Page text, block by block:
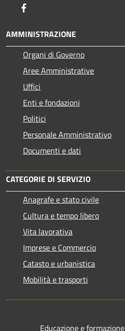
AMMINISTRAZIONE
Organi di Governo
Aree Amministrative
Uffici
Enti e fondazioni
Politici
Personale Amministrativo
Documenti e dati
CATEGORIE DI SERVIZIO
Anagrafe e stato civile
Cultura e tempo libero
Vita lavorativa
Imprese e Commercio
Catasto e urbanistica
Mobilità e trasporti
Educazione e formazione